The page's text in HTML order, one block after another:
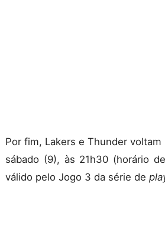
Por fim, Lakers e Thunder
sábado (9), às 21h30 (horário
válido pelo Jogo 3 da série de